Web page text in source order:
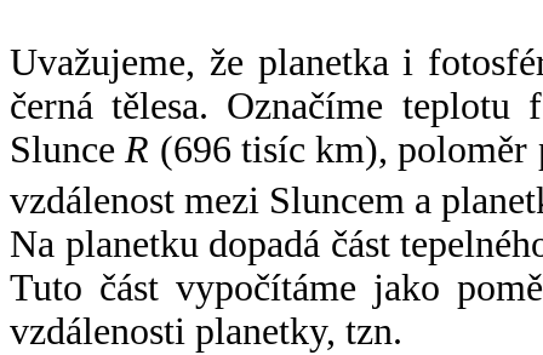
Uvažujeme, že planetka i
černá tělesa. Označíme
SlunceR (696 tisíc km),
vzdálenost mezi Sluncem a
Na planetku dopadá část
Tuto část vypočítáme jako
vzdálenosti planetky, tzn.